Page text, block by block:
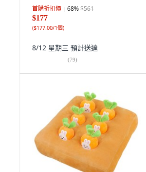
首購折扣價 68%$561
$177
($177.00/1個)
8/12 星期三 預計送達
(79)